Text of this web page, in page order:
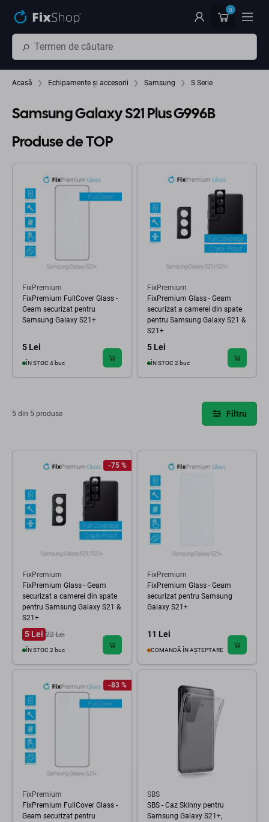
0
Acasă Echipamente și accesorii Samsung S Serie
Samsung Galaxy S21 Plus G996B
Produse de TOP
FixPremium
FixPremium FullCover Glass -
Geam securizat pentru
Samsung Galaxy S21+
5 Lei
ÎN STOC 4 buc
FixPremium
FixPremium Glass - Geam
securizat a camerei din spate
pentru Samsung Galaxy S21 &
S21+
5 Lei
ÎN STOC 2 buc
5 din 5 produse Filtru
-75 %
FixPremium
FixPremium Glass - Geam
securizat a camerei din spate
pentru Samsung Galaxy S21 &
S21+
5 Lei 22 Lei
ÎN STOC 2 buc
FixPremium
FixPremium Glass - Geam
securizat pentru Samsung
Galaxy S21+
11 Lei
COMANDĂ ÎN AȘTEPTARE
-83 %
FixPremium
FixPremium FullCover Glass -
Geam securizat pentru
SBS
SBS - Caz Skinny pentru
Samsung Galaxy S21+,